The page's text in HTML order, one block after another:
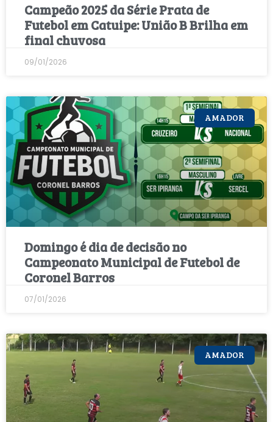
Campeão 2025 da Série Prata de
Futebol em Catuipe: União B Brilha em
final chuvosa
09/01/2026
AMADOR
Domingo é dia de decisão no
Campeonato Municipal de Futebol de
Coronel Barros
07/01/2026
AMADOR